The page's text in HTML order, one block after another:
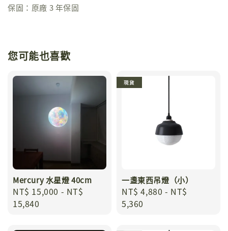
保固：原廠 3 年保固
您可能也喜歡
Mercury 水星燈 40cm
Regular
price
NT$ 15,000 - NT$
15,840
現貨
一盞東西吊燈（小）
Regular
price
NT$ 4,880 - NT$
5,360